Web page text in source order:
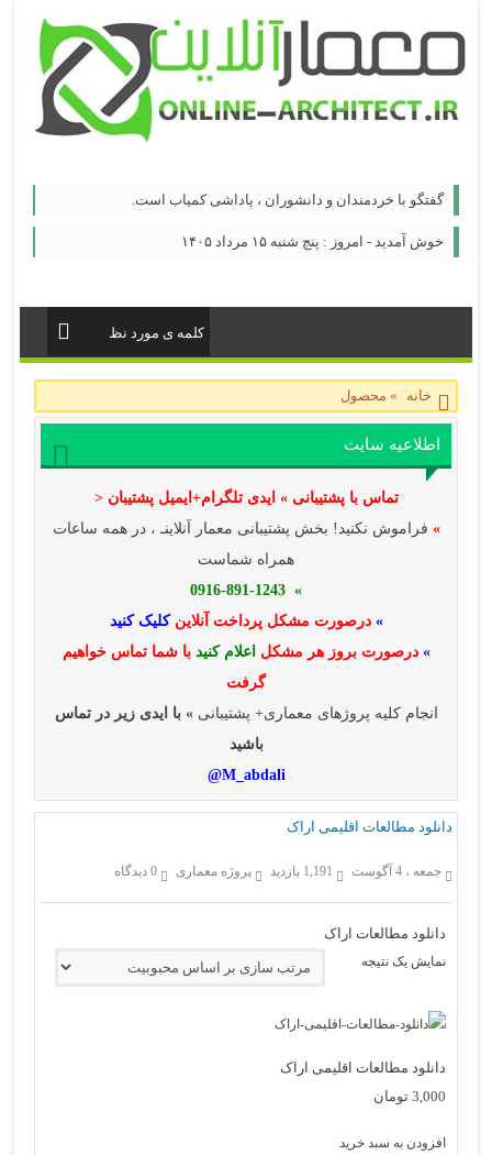
گفتگو با خردمندان و دانشوران ، پاداشی کمیاب است.
خوش آمدید - امروز : پنج شنبه ۱۵ مرداد ۱۴۰۵
خانه » محصول
اطلاعیه سایت
تماس با پشتیبانی » ایدی تلگرام+ایمیل پشتیبان <
» فراموش نکنید! بخش پشتیبانی معمار آنلاینـ ، در همه ساعات
همراه شماست
» 0916-891-1243
» درصورت مشکل پرداخت آنلاینکلیک کنید
» درصورت بروز هر مشکل اعلام کنید با شما تماس خواهیم
گرفت
انجام کلیه پروژهای معماری+ پشتیبانی» با ایدی زیر در تماس
باشید
M_abdali@
دانلود مطالعات اقلیمی اراک
جمعه ، 4 آگوست 1,191 بازدید پروژه معماری 0 دیدگاه
دانلود مطالعات اراک
نمایش یک نتیجه
دانلود مطالعات اقلیمی اراک
3,000 تومان
افزودن به سبد خرید